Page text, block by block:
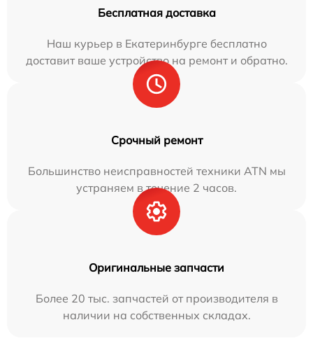
Бесплатная доставка
Наш курьер в Екатеринбурге бесплатно
доставит ваше устройство на ремонт и обратно.
Срочный ремонт
Большинство неисправностей техники ATN мы
устраняем в течение 2 часов.
Оригинальные запчасти
Более 20 тыс. запчастей от производителя в
наличии на собственных складах.